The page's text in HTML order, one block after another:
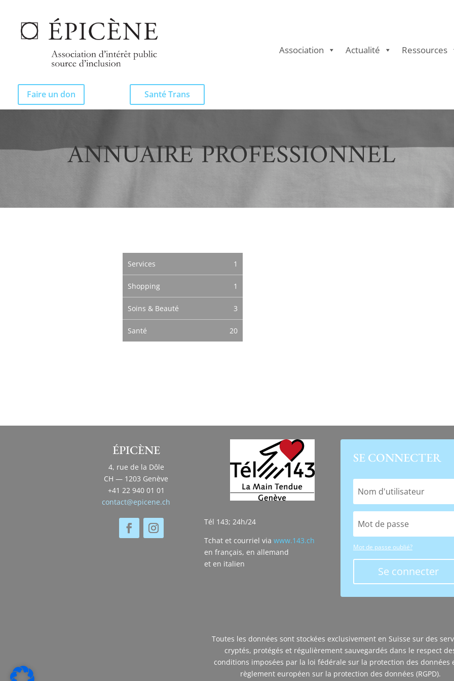
Association Actualité Ressources
Faire un don Santé Trans
ANNUAIRE PROFESSIONNEL
Services 1
Shopping 1
Soins & Beauté 3
Santé 20
ÉPICÈNE
4, rue de la Dôle
CH — 1203 Genève
+41 22 940 01 01
contact@epicene.ch
Tél 143; 24h/24
Tchat et courriel viawww.143.ch
en français, en allemand
et en italien
SE CONNECTER
Mot de passe oublié?
Se connecter
Toutes les données sont stockées exclusivement en Suisse sur des
cryptés, protégés et régulièrement sauvegardés dans le respect
conditions imposées par la loi fédérale sur la protection des données
règlement européen sur la protection des données (RGPD).